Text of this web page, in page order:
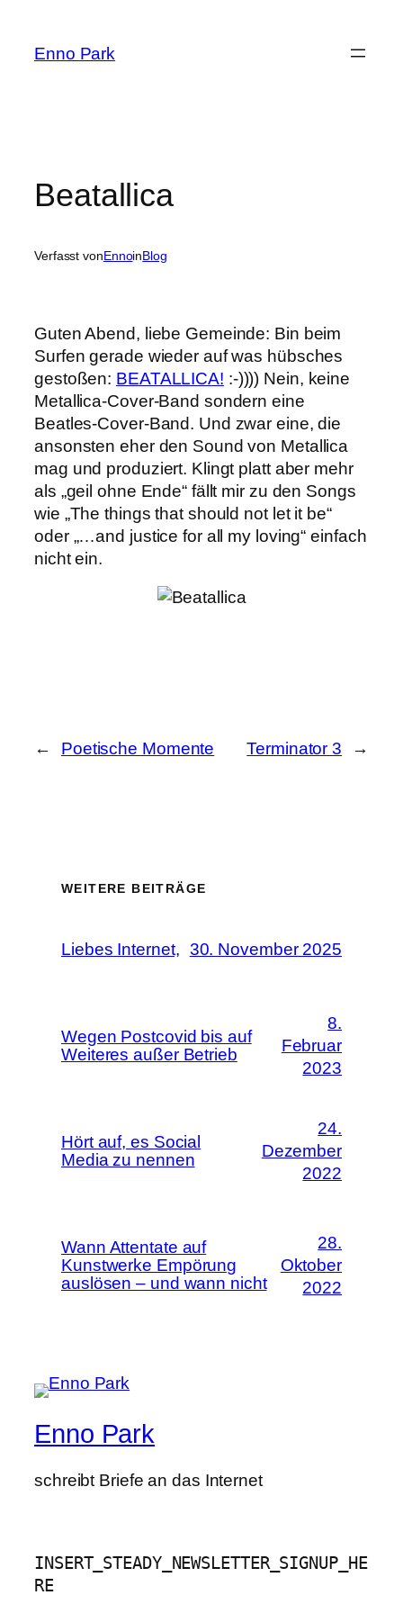
springen
Enno Park
Beatallica
Verfasst vonEnnoinBlog
Guten Abend, liebe Gemeinde: Bin beim
Surfen gerade wieder auf was hübsches
gestoßen: BEATALLICA! :-)))) Nein, keine
Metallica-Cover-Band sondern eine
Beatles-Cover-Band. Und zwar eine, die
ansonsten eher den Sound von Metallica
mag und produziert. Klingt platt aber mehr
als „geil ohne Ende“ fällt mir zu den Songs
wie „The things that should not let it be“
oder „…and justice for all my loving“ einfach
nicht ein.
← Poetische Momente Terminator 3 →
WEITERE BEITRÄGE
Liebes Internet, 30. November 2025
Wegen Postcovid bis auf
Weiteres außer Betrieb
8.
Februar
2023
Hört auf, es Social
Media zu nennen
24.
Dezember
2022
Wann Attentate auf
Kunstwerke Empörung
auslösen – und wann nicht
28.
Oktober
2022
Enno Park
schreibt Briefe an das Internet
INSERT_STEADY_NEWSLETTER_SIGNUP_HE
RE